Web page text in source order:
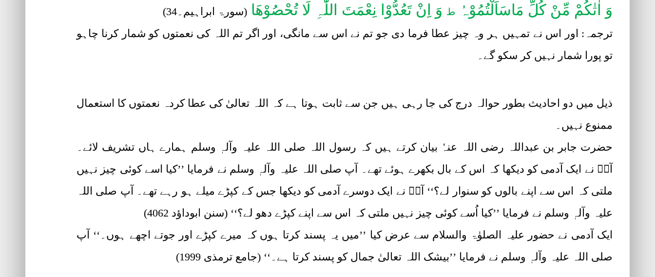
وَ اٰتٰکُمْ مِّنْ کُلِّ مَاسَاَلْتُمُوْہُ ط وَ اِنْ تَعُدُّوْا نِعْمَتَ اللّٰہِ لَا تُحْصُوْھَا (سورۃ ابراہیم۔34)
ترجمہ: اور اس نے تمہیں ہر وہ چیز عطا فرما دی جو تم نے اس سے مانگی، اور اگر تم اللہ کی نعمتوں کو شمار کرنا چاہو
تو پورا شمار نہیں کر سکو گے۔
ذیل میں دو احادیث بطور حوالہ درج کی جا رہی ہیں جن سے ثابت ہوتا ہے کہ اللہ تعالیٰ کی عطا کردہ نعمتوں کا استعمال
ممنوع نہیں۔
حضرت جابر بن عبداللہ رضی اللہ عنہٗ بیان کرتے ہیں کہ رسول اللہ صلی اللہ علیہ وآلہٖ وسلم ہمارے ہاں تشریف لائے۔
آپؐ نے ایک آدمی کو دیکھا کہ اس کے بال بکھرے ہوئے تھے۔ آپ صلی اللہ علیہ وآلہٖ وسلم نے فرمایا ’’کیا اسے کوئی چیز نہیں
ملتی کہ اس سے اپنے بالوں کو سنوار لے؟‘‘ آپؐ نے ایک دوسرے آدمی کو دیکھا جس کے کپڑے میلے ہو رہے تھے۔ آپ صلی اللہ
علیہ وآلہٖ وسلم نے فرمایا ’’کیا اُسے کوئی چیز نہیں ملتی کہ اس سے اپنے کپڑے دھو لے؟‘‘ (سنن ابوداؤد 4062)
ایک آدمی نے حضور علیہ الصلوٰۃ والسلام سے عرض کیا ’’میں یہ پسند کرتا ہوں کہ میرے کپڑے اور جوتے اچھے ہوں۔‘‘ آپ
صلی اللہ علیہ وآلہٖ وسلم نے فرمایا ’’بیشک اللہ تعالیٰ جمال کو پسند کرتا ہے۔‘‘ (جامع ترمذی 1999)